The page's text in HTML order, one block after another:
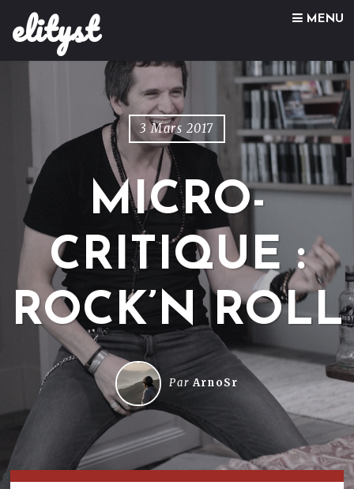
elityst MENU
Skip to content
3 Mars 2017
MICRO-
CRITIQUE :
ROCK’N ROLL
ParArnoSr